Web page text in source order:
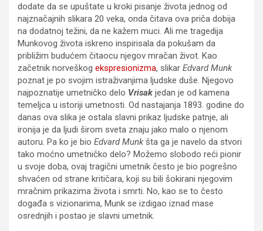
dodate da se upuštate u kroki pisanje života jednog od
najznačajnih slikara 20 veka, onda čitava ova priča dobija
na dodatnoj težini, da ne kažem muci. Ali me tragedija
Munkovog života iskreno inspirisala da pokušam da
približim budućem čitaocu njegov mračan život. Kao
začetnik norveškog ekspresionizma, slikar Edvard Munk
poznat je po svojim istraživanjima ljudske duše. Njegovo
najpoznatije umetničko delo Vrisak jedan je od kamena
temeljca u istoriji umetnosti. Od nastajanja 1893. godine do
danas ova slika je ostala slavni prikaz ljudske patnje, ali
ironija je da ljudi širom sveta znaju jako malo o njenom
autoru. Pa ko je bio Edvard Munkšta ga je navelo da stvori
tako moćno umetničko delo? Možemo slobodo reći pionir
u svoje doba, ovaj tragični umetnik često je bio pogrešno
shvaćen od strane kritičara, koji su bili šokirani njegovim
mračnim prikazima života i smrti. No, kao se to često
događa s vizionarima, Munk se izdigao iznad mase
osrednjih i postao je slavni umetnik.